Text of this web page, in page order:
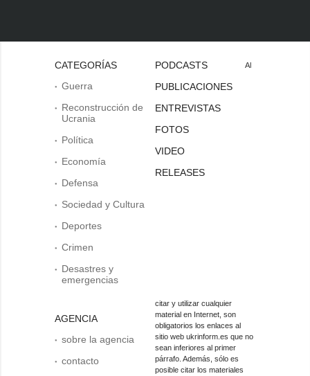
CATEGORÍAS
Guerra
Reconstrucción de
Ucrania
Política
Economía
Defensa
Sociedad y Cultura
Deportes
Crimen
Desastres y
emergencias
AGENCIA
sobre la agencia
contacto
PODCASTS
PUBLICACIONES
ENTREVISTAS
FOTOS
VIDEO
RELEASES
Al
citar y utilizar cualquier
material en Internet, son
obligatorios los enlaces al
sitio web ukrinform.es que no
sean inferiores al primer
párrafo. Además, sólo es
posible citar los materiales